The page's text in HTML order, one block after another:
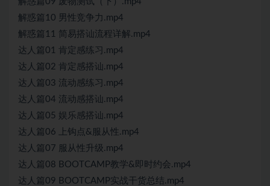
解惑篇10 男性竞争力.mp4
解惑篇11 简易搭讪流程详解.mp4
达人篇01 肯定感练习.mp4
达人篇02 肯定感搭讪.mp4
达人篇03 流动感练习.mp4
达人篇04 流动感搭讪.mp4
达人篇05 娱乐感搭讪.mp4
达人篇06 上钩点&服从性.mp4
达人篇07 服从性升级.mp4
达人篇08 BOOTCAMP教学&即时约会.mp4
达人篇09 BOOTCAMP实战干货总结.mp4